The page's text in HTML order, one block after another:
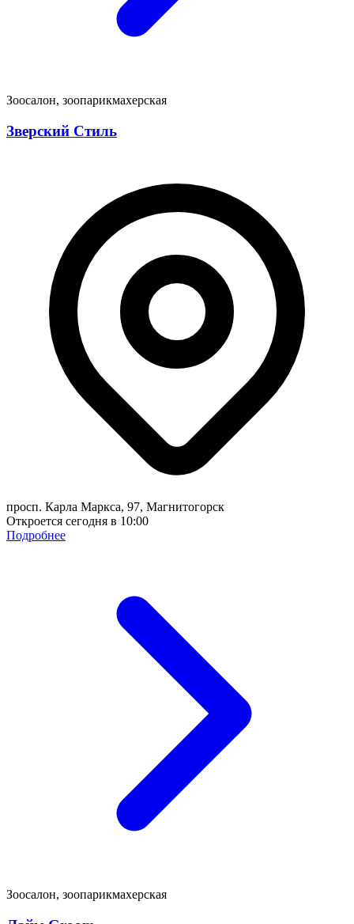
Зоосалон, зоопарикмахерская
Зверский Стиль
просп. Карла Маркса, 97, Магнитогорск
Откроется сегодня в 10:00
Подробнее
Зоосалон, зоопарикмахерская